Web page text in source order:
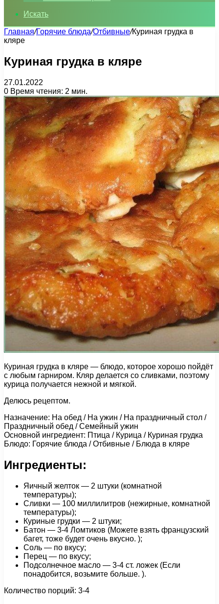
Искать
Главная/Горячие блюда/Отбивные/Куриная грудка в
кляре
Куриная грудка в кляре
27.01.2022
0 Время чтения: 2 мин.
Куриная грудка в кляре — блюдо, которое хорошо пойдёт
с любым гарниром. Кляр делается со сливками, поэтому
курица получается нежной и мягкой.
Делюсь рецептом.
Назначение: На обед / На ужин / На праздничный стол /
Праздничный обед / Семейный ужин
Основной ингредиент: Птица / Курица / Куриная грудка
Блюдо: Горячие блюда / Отбивные / Блюда в кляре
Ингредиенты:
Яичный желток — 2 штуки (комнатной
температуры);
Сливки — 100 миллилитров (нежирные, комнатной
температуры);
Куриные грудки — 2 штуки;
Батон — 3-4 Ломтиков (Можете взять французский
багет, тоже будет очень вкусно. );
Соль — по вкусу;
Перец — по вкусу;
Подсолнечное масло — 3-4 ст. ложек (Если
понадобится, возьмите больше. ).
Количество порций: 3-4